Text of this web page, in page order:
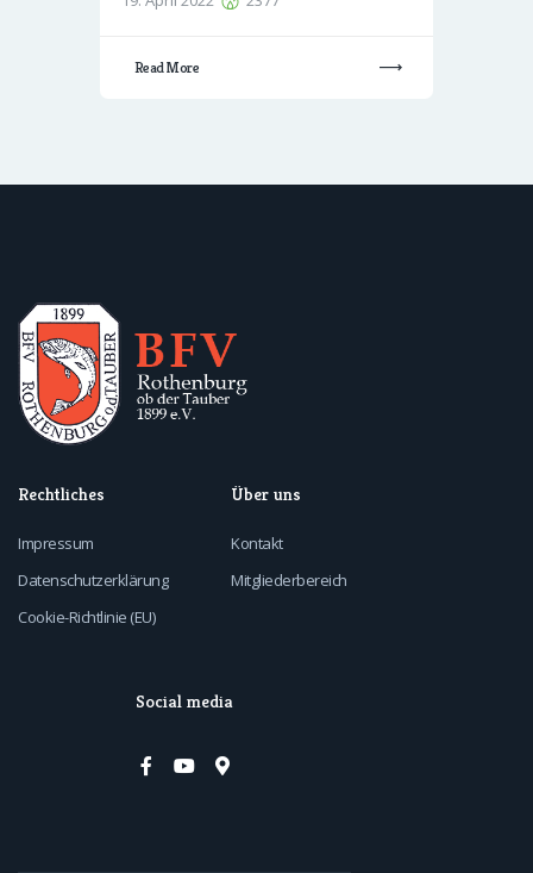
Read More
Rechtliches
Impressum
Datenschutzerklärung
Cookie-Richtlinie (EU)
Über uns
Kontakt
Mitgliederbereich
Social media